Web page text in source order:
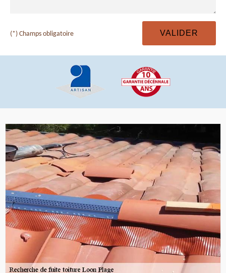
(*) Champs obligatoire